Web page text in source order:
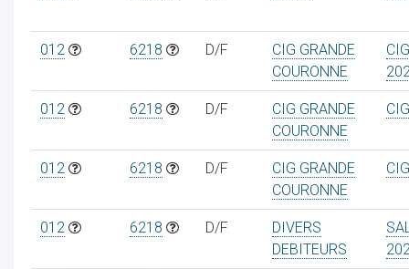
012 6218 D/F
CIG GRANDE
COURONNE
012 6218 D/F
CIG GRANDE
COURONNE
012 6218 D/F
CIG GRANDE
COURONNE
012 6218 D/F
DIVERS
DEBITEURS